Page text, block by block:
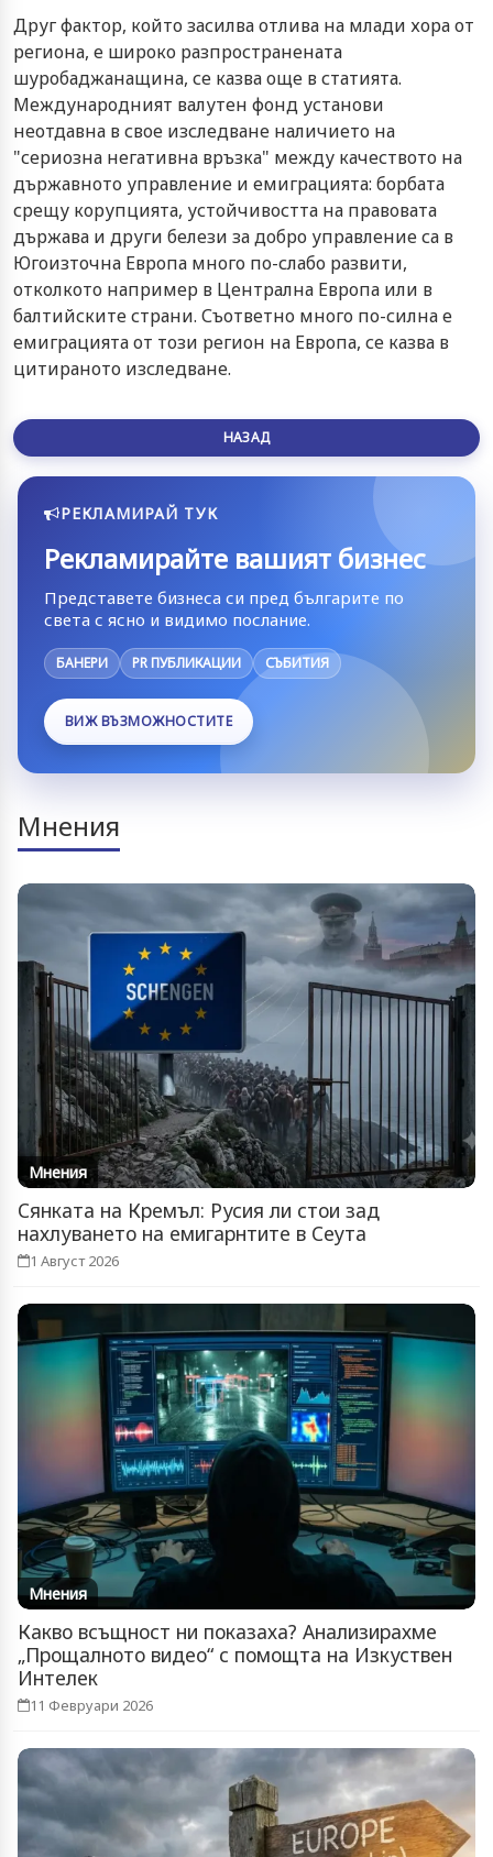
Друг фактор, който засилва отлива на млади хора от
региона, е широко разпространената
шуробаджанащина, се казва още в статията.
Международният валутен фонд установи
неотдавна в свое изследване наличието на
"сериозна негативна връзка" между качеството на
държавното управление и емиграцията: борбата
срещу корупцията, устойчивостта на правовата
държава и други белези за добро управление са в
Югоизточна Европа много по-слабо развити,
отколкото например в Централна Европа или в
балтийските страни. Съответно много по-силна е
емиграцията от този регион на Европа, се казва в
цитираното изследване.
НАЗАД
РЕКЛАМИРАЙ ТУК
Рекламирайте вашият бизнес
Представете бизнеса си пред българите по
света с ясно и видимо послание.
БАНЕРИ PR ПУБЛИКАЦИИ СЪБИТИЯ
ВИЖ ВЪЗМОЖНОСТИТЕ
Мнения
Мнения
Сянката на Кремъл: Русия ли стои зад
нахлуването на емигарнтите в Сеута
1 Август 2026
Мнения
Какво всъщност ни показаха? Анализирахме
„Прощалното видео“ с помощта на Изкуствен
Интелек
11 Февруари 2026